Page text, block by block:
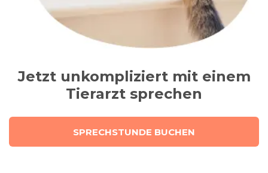
Jetzt unkompliziert mit einem
Tierarzt sprechen
SPRECHSTUNDE BUCHEN